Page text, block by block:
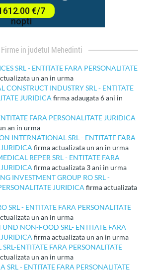
firme in judetul Mehedinti
SRL - ENTITATE FARA PERSONALITATE
un an in urma
CONSTRUCT INDUSTRY SRL - ENTITATE
JURIDICA firma adaugata 6 ani in
FARA PERSONALITATE JURIDICA
an in urma
INTERNATIONAL SRL - ENTITATE FARA
firma actualizata un an in urma
REPER SRL - ENTITATE FARA
firma actualizata 3 ani in urma
INVESTMENT GROUP RO SRL -
JURIDICA firma actualizata
SRL - ENTITATE FARA PERSONALITATE
un an in urma
UND NON-FOOD SRL- ENTITATE FARA
firma actualizata un an in urma
SRL-ENTITATE FARA PERSONALITATE
un an in urma
SRL - ENTITATE FARA PERSONALITATE